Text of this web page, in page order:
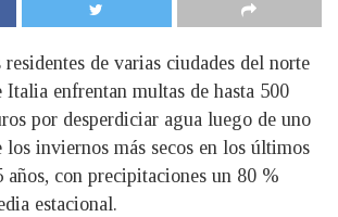
residentes de varias ciudades del norte
Italia enfrentan multas de hasta 500
por desperdiciar agua luego de uno
los inviernos más secos en los últimos
años, con precipitaciones un 80 %
estacional.